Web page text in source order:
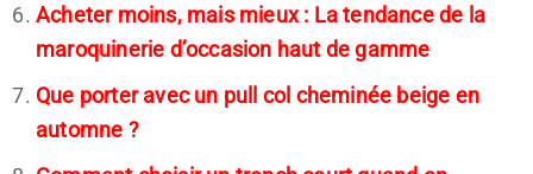
Acheter moins, mais mieux : La tendance de la
maroquinerie d’occasion haut de gamme
Que porter avec un pull col cheminée beige en
automne ?